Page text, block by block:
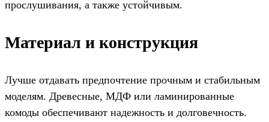
прослушивания, а также устойчивым.
Материал и конструкция
Лучше отдавать предпочтение прочным и стабильным
моделям. Древесные, МДФ или ламинированные
комоды обеспечивают надежность и долговечность.